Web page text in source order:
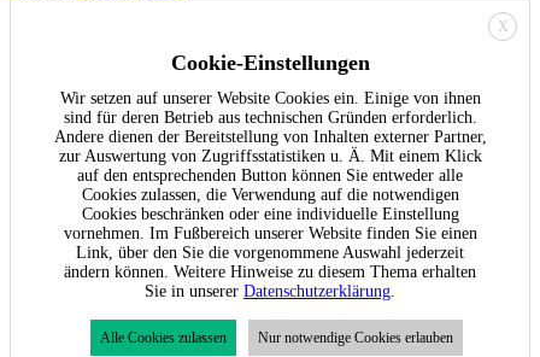
X
Cookie-Einstellungen
Wir setzen auf unserer Website Cookies ein. Einige von ihnen
sind für deren Betrieb aus technischen Gründen erforderlich.
Andere dienen der Bereitstellung von Inhalten externer Partner,
zur Auswertung von Zugriffsstatistiken u. Ä. Mit einem Klick
auf den entsprechenden Button können Sie entweder alle
Cookies zulassen, die Verwendung auf die notwendigen
Cookies beschränken oder eine individuelle Einstellung
vornehmen. Im Fußbereich unserer Website finden Sie einen
Link, über den Sie die vorgenommene Auswahl jederzeit
ändern können. Weitere Hinweise zu diesem Thema erhalten
Sie in unserer Datenschutzerklärung.
Alle Cookies zulassen Nur notwendige Cookies erlauben